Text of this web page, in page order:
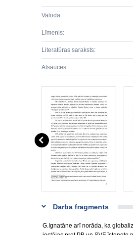
Valoda:
Līmenis:
Literatūras saraksts:
Atsauces:
Darba fragments
G.Ignatāne arī norāda, ka